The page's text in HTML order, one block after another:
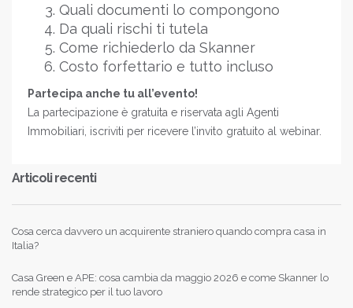
Quali documenti lo compongono
Da quali rischi ti tutela
Come richiederlo da Skanner
Costo forfettario e tutto incluso
Partecipa anche tu all’evento!
La partecipazione è gratuita e riservata agli Agenti
Immobiliari, iscriviti per ricevere l’invito gratuito al webinar.
Articoli recenti
Cosa cerca davvero un acquirente straniero quando compra casa in
Italia?
Casa Green e APE: cosa cambia da maggio 2026 e come Skanner lo
rende strategico per il tuo lavoro